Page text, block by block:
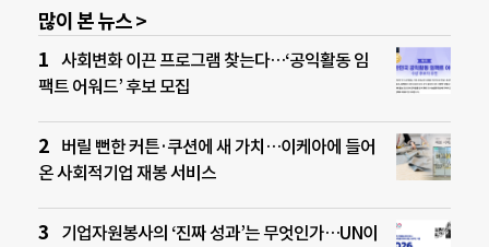
많이 본 뉴스 >
사회변화 이끈 프로그램 찾는다…‘공익활동 임
팩트 어워드’ 후보 모집
버릴 뻔한 커튼·쿠션에 새 가치…이케아에 들어
온 사회적기업 재봉 서비스
기업자원봉사의 ‘진짜 성과’는 무엇인가…UN이